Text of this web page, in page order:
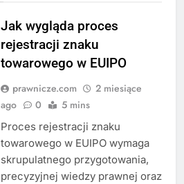
Jak wygląda proces
rejestracji znaku
towarowego w EUIPO
prawnicze.com
2 miesiące
ago
0 5 mins
Proces rejestracji znaku
towarowego w EUIPO wymaga
skrupulatnego przygotowania,
precyzyjnej wiedzy prawnej oraz